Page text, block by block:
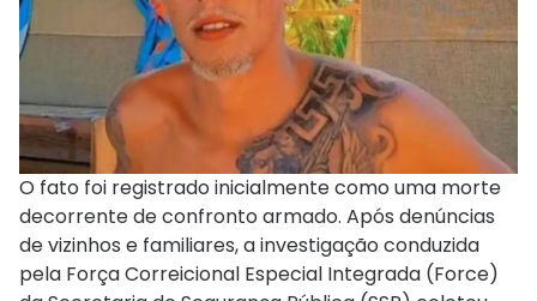
O fato foi registrado inicialmente como uma morte
decorrente de confronto armado. Após denúncias
de vizinhos e familiares, a investigação conduzida
pela Força Correicional Especial Integrada (Force)